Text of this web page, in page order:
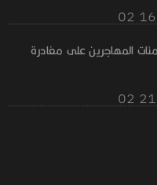
مئات المهاجرين على مغادرة